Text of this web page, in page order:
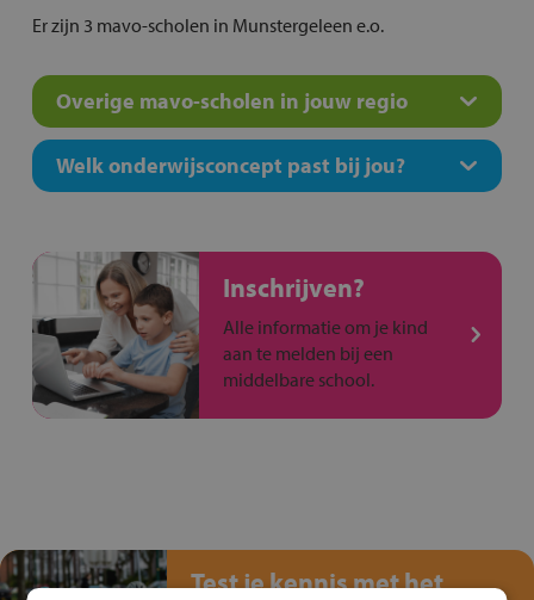
Er zijn 3 mavo-scholen in Munstergeleen e.o.
Overige mavo-scholen in jouw regio
Welk onderwijsconcept past bij jou?
Inschrijven?
Alle informatie om je kind
aan te melden bij een
middelbare school.
Test je kennis met het